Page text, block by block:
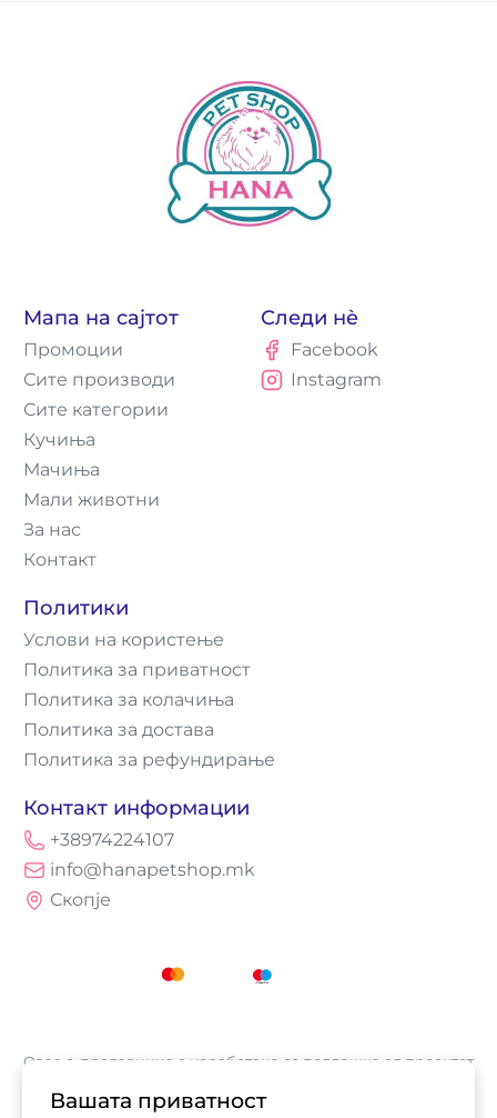
Вашата приватност
Мапа на сајтот
Промоции
Сите производи
Сите категории
Кучиња
Мачиња
Мали животни
За нас
Контакт
Политики
Услови на користење
Политика за приватност
Политика за колачиња
Политика за достава
Политика за рефундирање
Контакт информации
+38974224107
info@hanapetshop.mk
Скопје
Следи нè
Facebook
Instagram
Оваа е-продавница е изработена со поддршка од проектот
„Е-трговија: Супермоќ за локалните бизниси vol.2",